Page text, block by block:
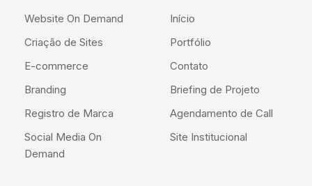
Website On Demand
Criação de Sites
E-commerce
Branding
Registro de Marca
Social Media On
Demand
Início
Portfólio
Contato
Briefing de Projeto
Agendamento de Call
Site Institucional